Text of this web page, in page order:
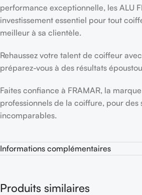
performance exceptionnelle, les ALU
investissement essentiel pour tout
meilleur à sa clientèle.
Rehaussez votre talent de coiffeur
préparez-vous à des résultats
Faites confiance à FRAMAR, la
professionnels de la coiffure, pour
incomparables.
Informations complémentaires
Produits similaires